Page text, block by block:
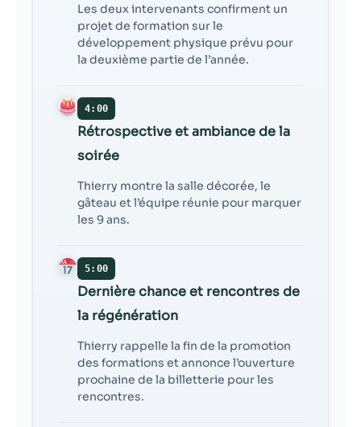
Les deux intervenants confirment un
projet de formation sur le
développement physique prévu pour
la deuxième partie de l’année.
4:00
Rétrospective et ambiance de la
soirée
Thierry montre la salle décorée, le
gâteau et l’équipe réunie pour marquer
les 9 ans.
5:00
Dernière chance et rencontres de
la régénération
Thierry rappelle la fin de la promotion
des formations et annonce l’ouverture
prochaine de la billetterie pour les
rencontres.